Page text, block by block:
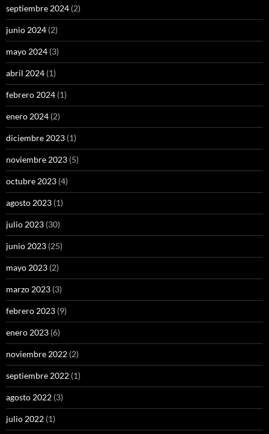
septiembre 2024 (2)
junio 2024 (2)
mayo 2024 (3)
abril 2024 (1)
febrero 2024 (1)
enero 2024 (2)
diciembre 2023 (1)
noviembre 2023 (5)
octubre 2023 (4)
agosto 2023 (1)
julio 2023 (30)
junio 2023 (25)
mayo 2023 (2)
marzo 2023 (3)
febrero 2023 (9)
enero 2023 (6)
noviembre 2022 (2)
septiembre 2022 (1)
agosto 2022 (3)
julio 2022 (1)